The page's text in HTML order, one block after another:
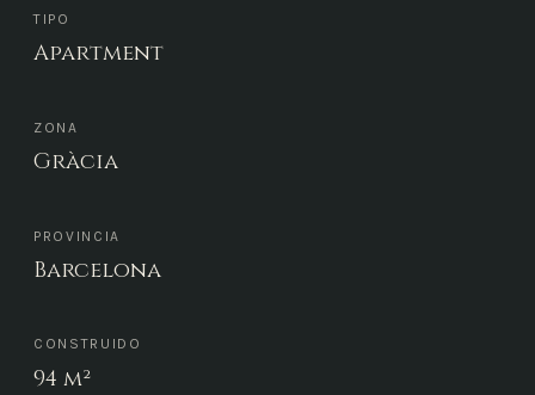
TIPO
Apartment
ZONA
Gràcia
PROVINCIA
Barcelona
CONSTRUIDO
94 m²